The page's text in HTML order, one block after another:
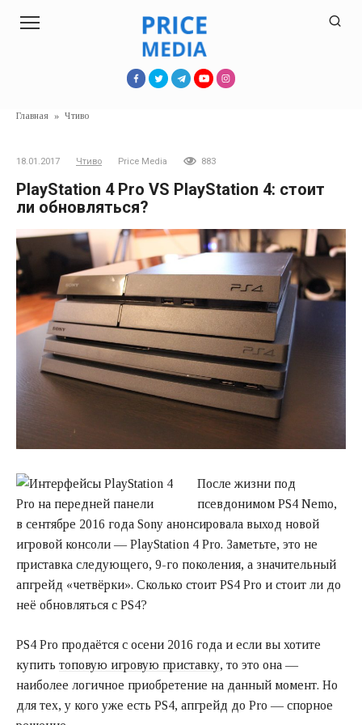
Главная » Чтиво
18.01.2017 Чтиво Price Media 883
PlayStation 4 Pro VS PlayStation 4: стоит
ли обновляться?
После жизни под
псевдонимом PS4 Nemo,
в сентябре 2016 года Sony анонсировала выход новой
игровой консоли — PlayStation 4 Pro. Заметьте, это не
приставка следующего, 9-го поколения, а значительный
апгрейд «четвёрки». Сколько стоит PS4 Pro и стоит ли до
неё обновляться с PS4?
PS4 Pro продаётся с осени 2016 года и если вы хотите
купить топовую игровую приставку, то это она —
наиболее логичное приобретение на данный момент. Но
для тех, у кого уже есть PS4, апгрейд до Pro — спорное